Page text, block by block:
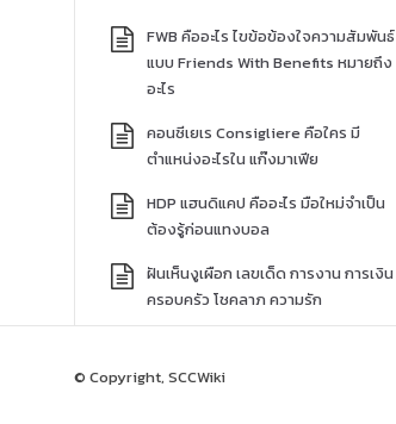
FWB คืออะไร ไขข้อข้องใจความสัมพันธ์
แบบ Friends With Benefits หมายถึง
อะไร
คอนซีเยเร Consigliere คือใคร มี
ตำแหน่งอะไรใน แก๊งมาเฟีย
HDP แฮนดิแคป คืออะไร มือใหม่จำเป็น
ต้องรู้ก่อนแทงบอล
ฝันเห็นงูเผือก เลขเด็ด การงาน การเงิน
ครอบครัว โชคลาภ ความรัก
© Copyright, SCCWiki